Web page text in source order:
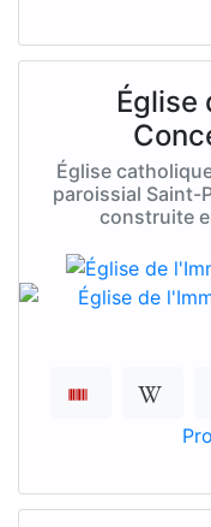
Église
Église
paroissial Saint-
construite